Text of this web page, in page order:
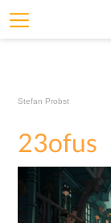
Stefan Probst
23ofus